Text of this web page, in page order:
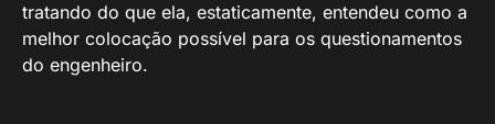
tratando do que ela, estaticamente, entendeu como a
melhor colocação possível para os questionamentos
do engenheiro.